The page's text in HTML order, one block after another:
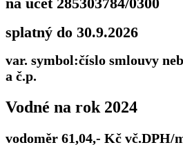
splatný do 30.9.2026
var. symbol:číslo smlouvy
a č.p.
Vodné na rok 2024
vodoměr 61,04,- Kč vč.DPH/